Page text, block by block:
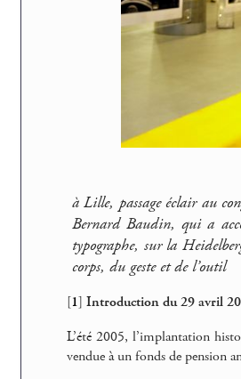
à Lille, passage éclair au
Bernard Baudin, qui a
typographe, sur la
corps, du geste et de l’outil
[1] Introduction du 29 avril
L’été 2005, l’implantation
vendue à un fonds de pension